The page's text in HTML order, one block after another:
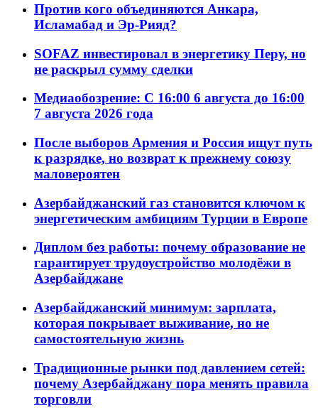
Против кого объединяются Анкара,
Исламабад и Эр-Рияд?
SOFAZ инвестировал в энергетику Перу, но
не раскрыл сумму сделки
Медиаобозрение: С 16:00 6 августа до 16:00
7 августа 2026 года
После выборов Армения и Россия ищут путь
к разрядке, но возврат к прежнему союзу
маловероятен
Азербайджанский газ становится ключом к
энергетическим амбициям Турции в Европе
Диплом без работы: почему образование не
гарантирует трудоустройство молодёжи в
Азербайджане
Азербайджанский минимум: зарплата,
которая покрывает выживание, но не
самостоятельную жизнь
Традиционные рынки под давлением сетей:
почему Азербайджану пора менять правила
торговли